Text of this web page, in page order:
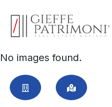
No images found.